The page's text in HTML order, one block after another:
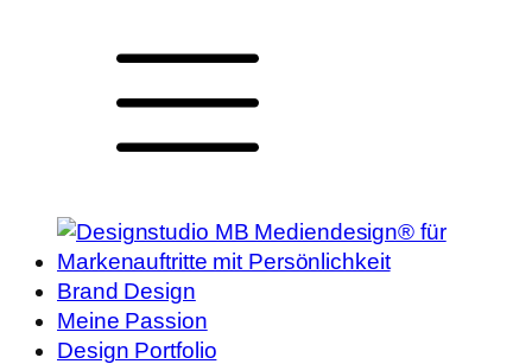
Brand Design
Meine Passion
Design Portfolio